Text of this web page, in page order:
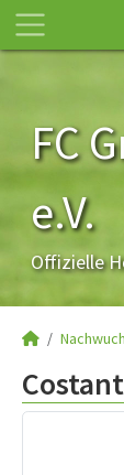
FC
e.V.
Offizielle